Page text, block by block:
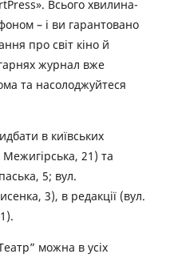
Всього хвилина-
– і ви гарантовано
про світ кіно й
журнал вже
та насолоджуйтеся
в київських
21) та
5; вул.
3), в редакції (вул.
можна в усіх